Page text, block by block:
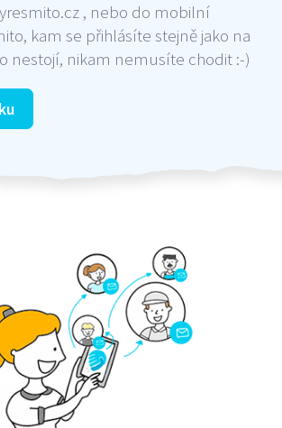
, nebo do mobilní
kam se přihlásíte stejně jako na
nestojí, nikam nemusíte chodit :-)